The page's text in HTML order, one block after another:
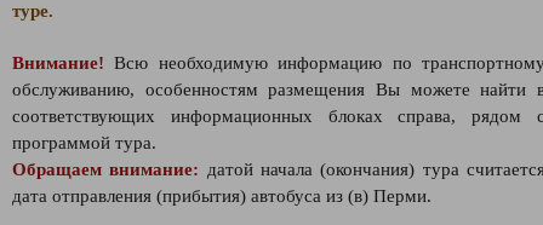
туре.
Внимание! Всю необходимую информацию по
обслуживанию, особенностям размещения Вы можете найти
соответствующих информационных блоках справа, рядом
программой тура.
Обращаем внимание: датой начала (окончания) тура
дата отправления (прибытия) автобуса из (в) Перми.